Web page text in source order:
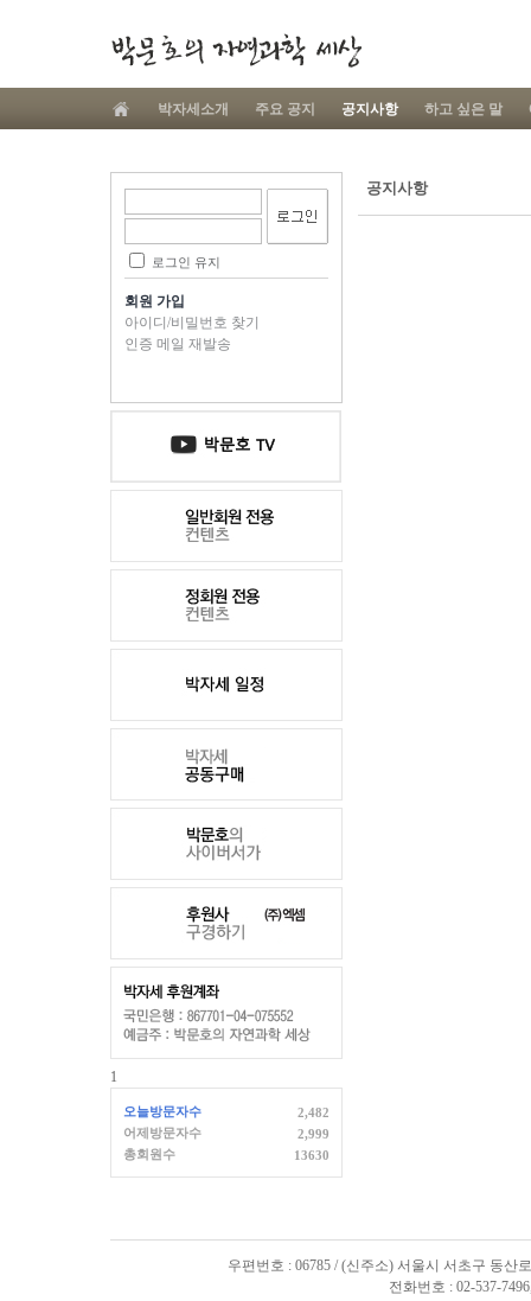
박자세소개 주요 공지 공지사항 하고 싶은 말
로그인 유지
회원 가입
아이디/비밀번호 찾기
인증 메일 재발송
1
오늘방문자수
2,482
어제방문자수
2,999
총회원수
13630
공지사항
우편번호 : 06785 / (신주소) 서울시 서초구 동산
전화번호 : 02-537-